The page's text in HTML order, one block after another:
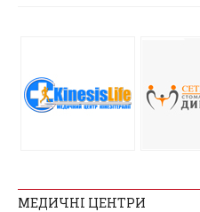
МЕДИЧНІ ЦЕНТРИ